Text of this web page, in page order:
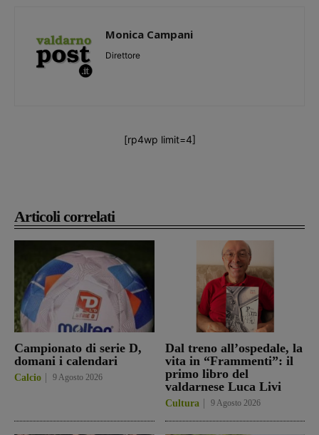
Articoli correlati
Campionato di serie D,
domani i calendari
Calcio 9 Agosto 2026
Dal treno all’ospedale, la
vita in “Frammenti”: il
primo libro del
valdarnese Luca Livi
Cultura 9 Agosto 2026
Monica Campani
Direttore
[rp4wp limit=4]